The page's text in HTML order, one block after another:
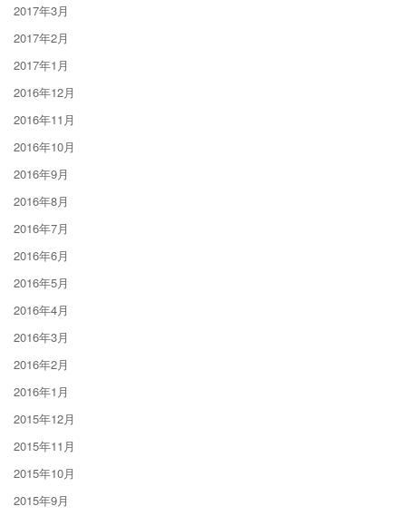
2017年3月
2017年2月
2017年1月
2016年12月
2016年11月
2016年10月
2016年9月
2016年8月
2016年7月
2016年6月
2016年5月
2016年4月
2016年3月
2016年2月
2016年1月
2015年12月
2015年11月
2015年10月
2015年9月